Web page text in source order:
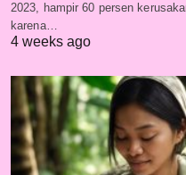
2023, hampir 60 persen
karena…
4 weeks ago